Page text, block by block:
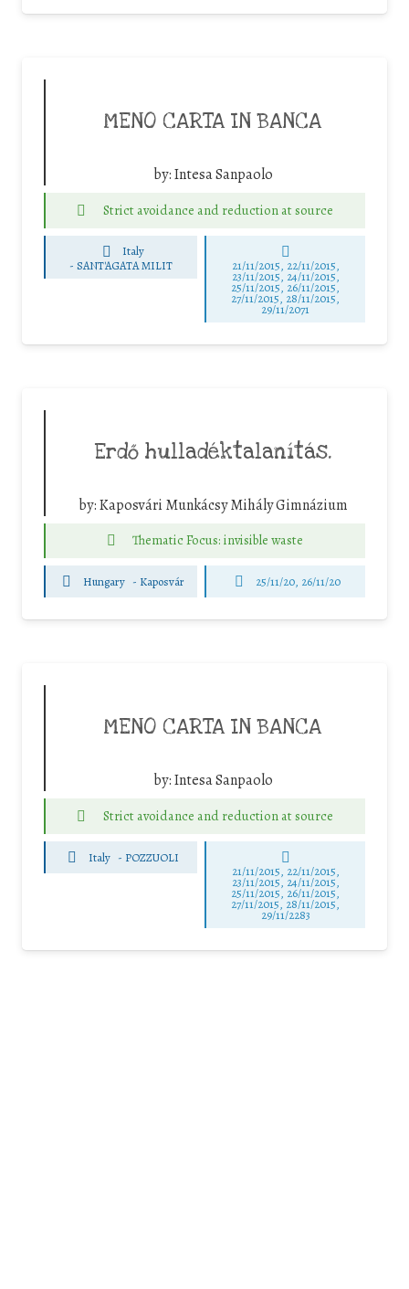
MENO CARTA IN BANCA
by:Intesa Sanpaolo
Strict avoidance and reduction at source
Italy
-SANT'AGATA MILIT 21/11/2015, 22/11/2015,
23/11/2015, 24/11/2015,
25/11/2015, 26/11/2015,
27/11/2015, 28/11/2015,
29/11/2071
Erdő hulladéktalanítás.
by:Kaposvári Munkácsy Mihály Gimnázium
Thematic Focus: invisible waste
Hungary - Kaposvár 25/11/20, 26/11/20
MENO CARTA IN BANCA
by:Intesa Sanpaolo
Strict avoidance and reduction at source
Italy - POZZUOLI
21/11/2015, 22/11/2015,
23/11/2015, 24/11/2015,
25/11/2015, 26/11/2015,
27/11/2015, 28/11/2015,
29/11/2283